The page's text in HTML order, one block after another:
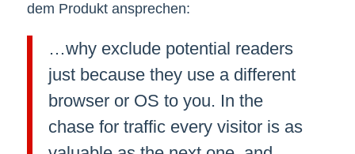
dem Produkt ansprechen:
…why exclude potential readers
just because they use a different
browser or OS to you. In the
chase for traffic every visitor is as